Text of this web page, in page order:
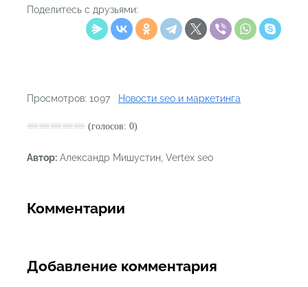
Поделитесь с друзьями:
Просмотров: 1097 Новости seo и маркетинга
(голосов: 0)
Автор: Александр Мишустин, Vertex seo
Комментарии
Добавление комментария